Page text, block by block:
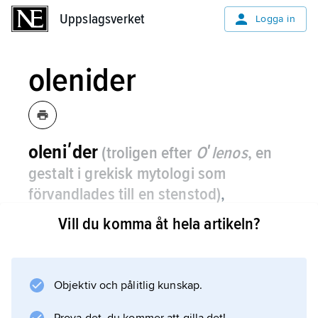
Uppslagsverket Logga in
olenider
oleniʹder (troligen efter Oʹlenos, en
gestalt i grekisk mytologi som
förvandlades till en stenstod),
Oleʹnidae , familj trilobiter som levde
under yngre kambrium och ordovicium
De var vanligen några cm långa med 9–19
Vill du komma åt hela artikeln?
Objektiv och pålitlig kunskap.